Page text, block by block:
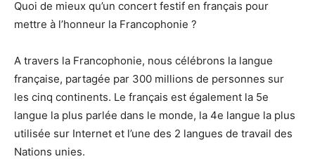
Quoi de mieux qu’un concert festif en français pour
mettre à l’honneur la Francophonie ?
A travers la Francophonie, nous célébrons la langue
française, partagée par 300 millions de personnes sur
les cinq continents. Le français est également la 5e
langue la plus parlée dans le monde, la 4e langue la plus
utilisée sur Internet et l’une des 2 langues de travail des
Nations unies.